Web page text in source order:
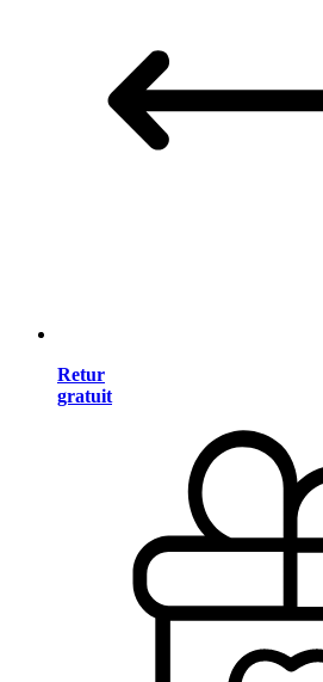
Retur
gratuit